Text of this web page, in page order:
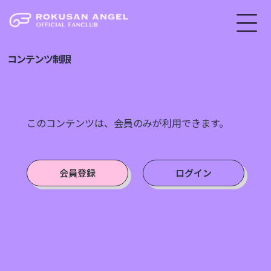
コンテンツ制限
このコンテンツは、会員のみが利用できます。
会員登録 ログイン